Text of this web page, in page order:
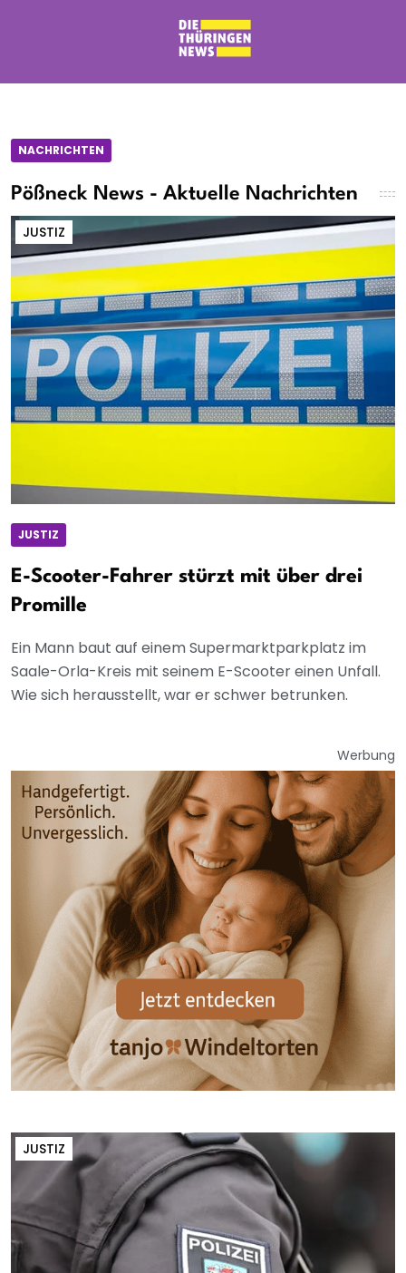
NACHRICHTEN
Pößneck News - Aktuelle Nachrichten
JUSTIZ
JUSTIZ
E-Scooter-Fahrer stürzt mit über drei
Promille
Ein Mann baut auf einem Supermarktparkplatz im
Saale-Orla-Kreis mit seinem E-Scooter einen Unfall.
Wie sich herausstellt, war er schwer betrunken.
Werbung
JUSTIZ